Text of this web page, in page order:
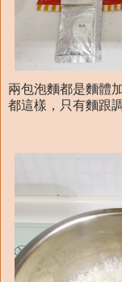
兩包泡麵都是麵體
都這樣，只有麵跟